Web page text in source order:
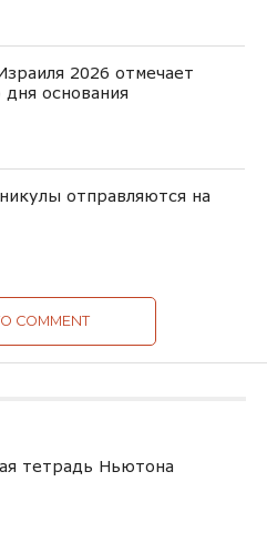
2026 отмечает
основания
отправляются на
COMMENT
тетрадь Ньютона